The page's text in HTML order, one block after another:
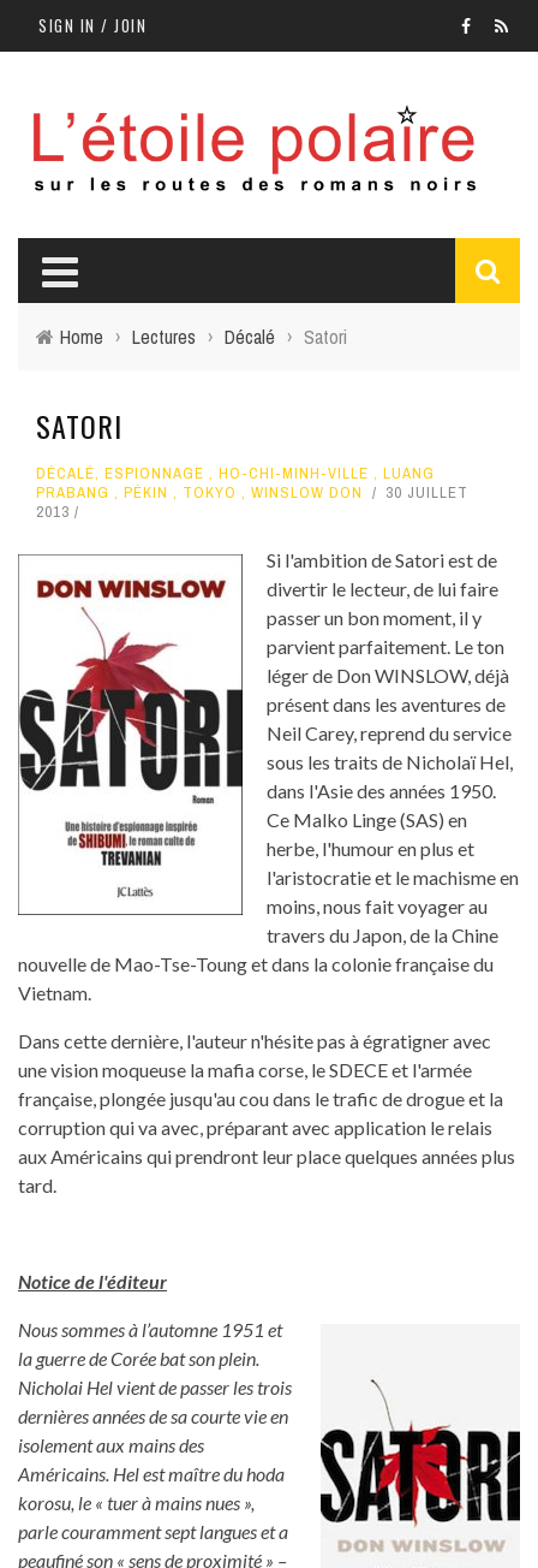
SIGN IN / JOIN
Home › Lectures › Décalé › Satori
SATORI
DÉCALÉ, ESPIONNAGE , HO-CHI-MINH-VILLE , LUANG
PRABANG , PÉKIN , TOKYO , WINSLOW DON
30 JUILLET
2013
Si l'ambition de Satori est de
divertir le lecteur, de lui faire
passer un bon moment, il y
parvient parfaitement. Le ton
léger de Don WINSLOW, déjà
présent dans les aventures de
Neil Carey, reprend du service
sous les traits de Nicholaï Hel,
dans l'Asie des années 1950.
Ce Malko Linge (SAS) en
herbe, l'humour en plus et
l'aristocratie et le machisme en
moins, nous fait voyager au
travers du Japon, de la Chine
nouvelle de Mao-Tse-Toung et dans la colonie française du
Vietnam.
Dans cette dernière, l'auteur n'hésite pas à égratigner avec
une vision moqueuse la mafia corse, le SDECE et l'armée
française, plongée jusqu'au cou dans le trafic de drogue et la
corruption qui va avec, préparant avec application le relais
aux Américains qui prendront leur place quelques années plus
tard.
Notice de l'éditeur
Nous sommes à l’automne 1951 et
la guerre de Corée bat son plein.
Nicholai Hel vient de passer les trois
dernières années de sa courte vie en
isolement aux mains des
Américains. Hel est maître du hoda
korosu, le « tuer à mains nues »,
parle couramment sept langues et a
peaufiné son « sens de proximité » –